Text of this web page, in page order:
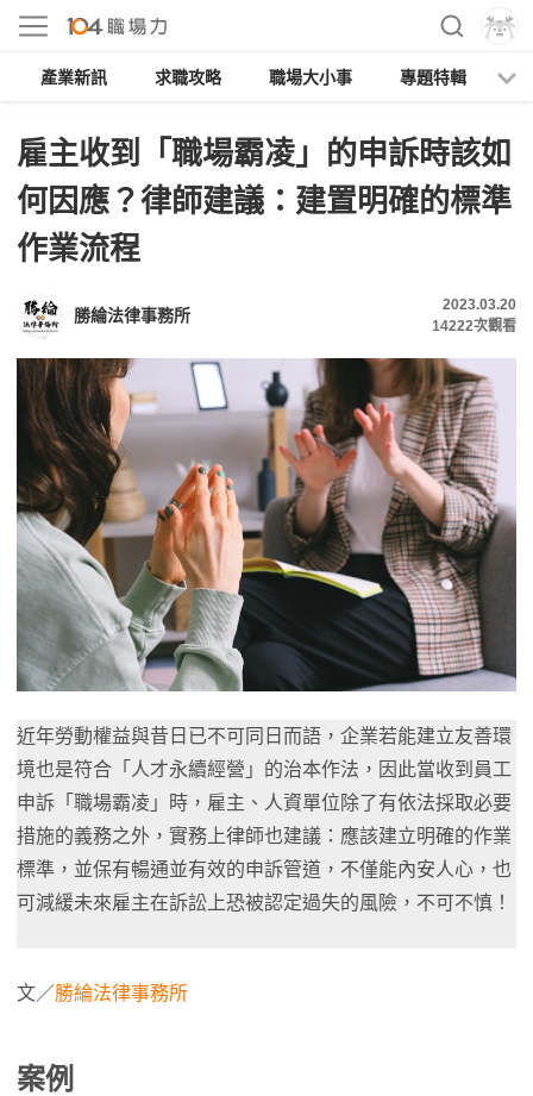
產業新訊 求職攻略 職場大小事 專題特輯
雇主收到「職場霸凌」的申訴時該如
何因應？律師建議：建置明確的標準
作業流程
勝綸法律事務所
2023.03.20
14222次觀看
近年勞動權益與昔日已不可同日而語，企業若能建立友善環
境也是符合「人才永續經營」的治本作法，因此當收到員工
申訴「職場霸凌」時，雇主、人資單位除了有依法採取必要
措施的義務之外，實務上律師也建議：應該建立明確的作業
標準，並保有暢通並有效的申訴管道，不僅能內安人心，也
可減緩未來雇主在訴訟上恐被認定過失的風險，不可不慎！
文／勝綸法律事務所
案例